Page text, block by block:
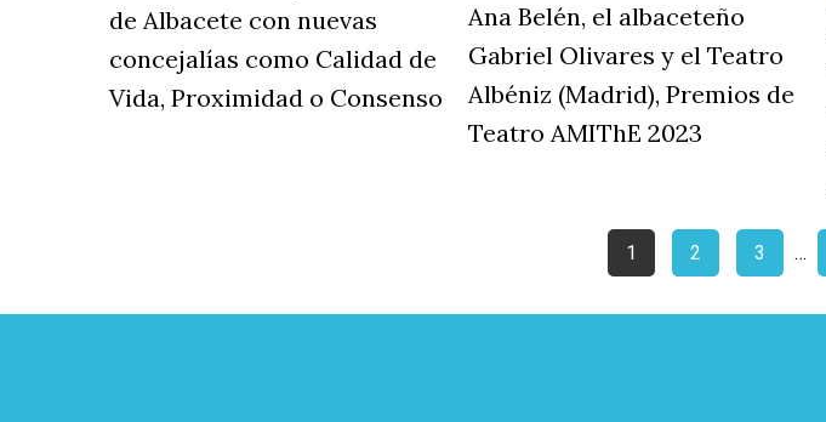
de Albacete con nuevas
concejalías como Calidad de
Vida, Proximidad o Consenso
Ana Belén, el albaceteño
Gabriel Olivares y el Teatro
Albéniz (Madrid), Premios de
Teatro AMIThE 2023
1 2 3 …